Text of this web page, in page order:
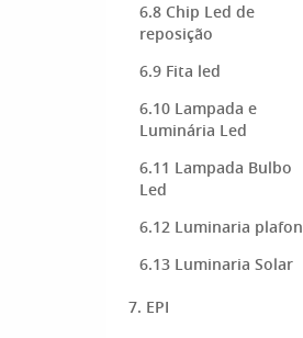
6.8 Chip Led de
reposição
6.9 Fita led
6.10 Lampada e
Luminária Led
6.11 Lampada Bulbo
Led
6.12 Luminaria plafon
6.13 Luminaria Solar
7. EPI